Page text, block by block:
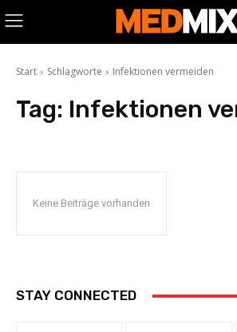
Start Schlagworte Infektionen vermeiden
Tag: Infektionen
Keine Beiträge vorhanden
STAY CONNECTED